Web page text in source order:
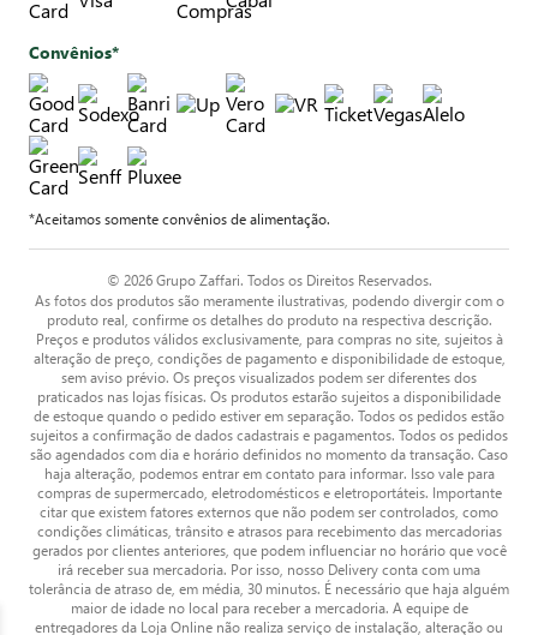
Convênios*
*Aceitamos somente convênios de alimentação.
© 2026 Grupo Zaffari. Todos os Direitos Reservados.
As fotos dos produtos são meramente ilustrativas, podendo divergir com o
produto real, confirme os detalhes do produto na respectiva descrição.
Preços e produtos válidos exclusivamente, para compras no site, sujeitos à
alteração de preço, condições de pagamento e disponibilidade de estoque,
sem aviso prévio. Os preços visualizados podem ser diferentes dos
praticados nas lojas físicas. Os produtos estarão sujeitos a disponibilidade
de estoque quando o pedido estiver em separação. Todos os pedidos estão
sujeitos a confirmação de dados cadastrais e pagamentos. Todos os pedidos
são agendados com dia e horário definidos no momento da transação. Caso
haja alteração, podemos entrar em contato para informar. Isso vale para
compras de supermercado, eletrodomésticos e eletroportáteis. Importante
citar que existem fatores externos que não podem ser controlados, como
condições climáticas, trânsito e atrasos para recebimento das mercadorias
gerados por clientes anteriores, que podem influenciar no horário que você
irá receber sua mercadoria. Por isso, nosso Delivery conta com uma
tolerância de atraso de, em média, 30 minutos. É necessário que haja alguém
maior de idade no local para receber a mercadoria. A equipe de
entregadores da Loja Online não realiza serviço de instalação, alteração ou